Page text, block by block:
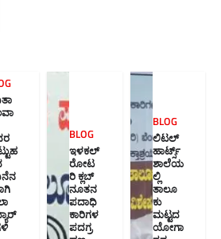
BLOG
ಇಳಕಲ್
ರೋಟ
ರಿ ಕ್ಲಬ್
ನೂತನ‌
ಪದಾಧಿ
ಕಾರಿಗಳ
ಪದಗ್ರ
BLOG
ಲಿಟಲ್
ಹಾರ್ಟ್ಸ್
ಶಾಲೆಯ
ಲ್ಲಿ
ತಾಲೂ
ಕು
ಮಟ್ಟದ
ಯೋಗಾ